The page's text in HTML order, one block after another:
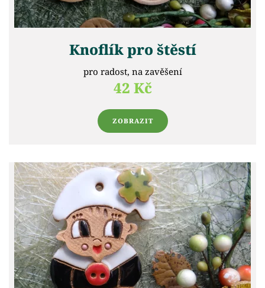
Knoflík pro štěstí
pro radost, na zavěšení
42 Kč
ZOBRAZIT